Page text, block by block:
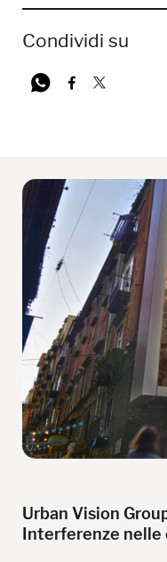
Condividi su
Urban Vision
Interferenze